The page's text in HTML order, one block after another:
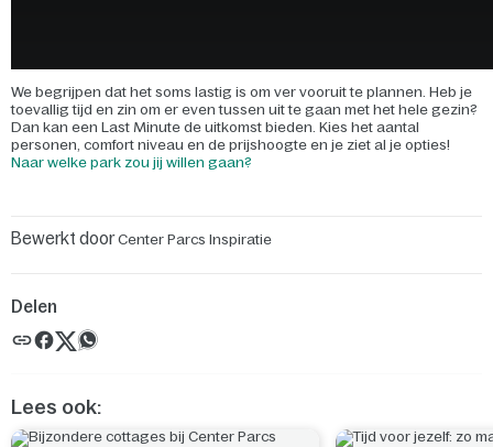
We begrijpen dat het soms lastig is om ver vooruit te plannen. Heb je
toevallig tijd en zin om er even tussen uit te gaan met het hele gezin?
Dan kan een Last Minute de uitkomst bieden. Kies het aantal
personen, comfort niveau en de prijshoogte en je ziet al je opties!
Naar welke park zou jij willen gaan?
Bewerkt doorCenter Parcs Inspiratie
Delen
Lees ook: